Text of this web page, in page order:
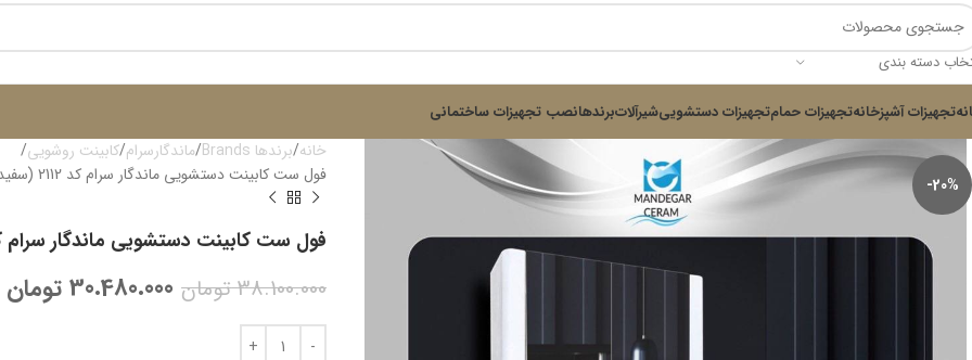
دسته بندی
تجهیزات آشپزخانهتجهیزات حمامتجهیزات دستشوییشیرآلاتبرندهانصب تجهیزات ساختمانی
-20%
خانه برندها Brands ماندگارسرام کابینت روشویی
فول ست کابینت دستشویی ماندگار سرام کد 2112 (سفیدطوسی)
فول ست کابینت دستشویی ماندگار سرام کد 2112
38.100.000 تومان 30.480.000 تومان